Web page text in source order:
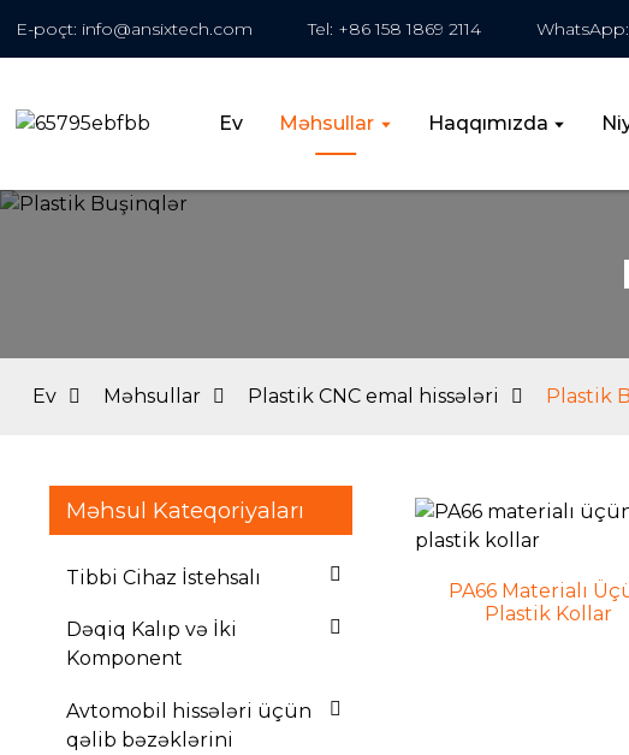
E-poçt: info@ansixtech.com Tel: +86 158 1869 2114
Ev Məhsullar Haqqımızda
Ev Məhsullar Plastik CNC emal hissələri Plastik
Məhsul Kateqoriyaları
Tibbi Cihaz İstehsalı
Dəqiq Kalıp və İki
Komponent
Avtomobil hissələri üçün
qəlib bəzəklərini
PA66 Materialı
Plastik Kollar